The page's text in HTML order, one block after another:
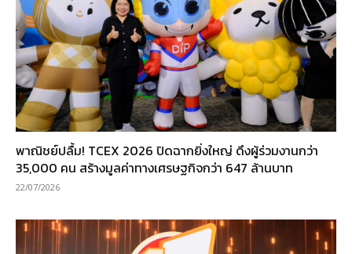
พาณิชย์ปลื้ม! TCEX 2026 ปิดฉากยิ่งใหญ่ ดึงผู้ร่วมงานกว่า
35,000 คน สร้างมูลค่าทางเศรษฐกิจกว่า 647 ล้านบาท
22/07/2026